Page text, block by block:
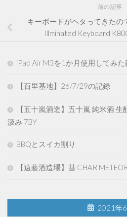
前の記事
キーボードがヘタってきたの
Illminated Keyboard
iPad Air M3を1か月使用してみた
【百里基地】26/7/29の記録
【五十嵐酒造】五十嵐 純米酒
汲み 7BY
BBQとスイカ割り
【遠藤酒造場】彗 CHAR
2021年